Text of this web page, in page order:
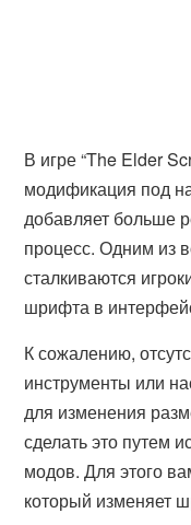
В игре “The Elder
модификация под
добавляет больше
процесс. Одним из
сталкиваются
шрифта в
К сожалению,
инструменты или
для изменения
сделать это путем
модов. Для этого
который изменяет